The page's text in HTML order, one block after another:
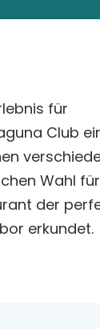
für
Club
Wahl für
der
erkundet.